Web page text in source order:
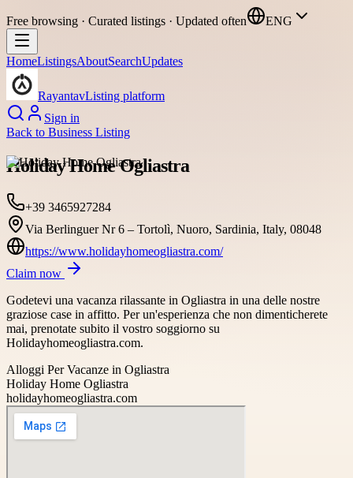
Free browsing · Curated listings · Updated often ENG
HomeListingsAboutSearchUpdates
RayantavListing platform
Sign in
Back to Business Listing
Holiday Home Ogliastra
+39 3465927284
Via Berlinguer Nr 6 – Tortolì, Nuoro, Sardinia, Italy, 08048
https://www.holidayhomeogliastra.com/
Claim now
Godetevi una vacanza rilassante in Ogliastra in una delle nostre
graziose case in affitto. Per un'esperienza che non dimenticherete
mai, prenotate subito il vostro soggiorno su
Holidayhomeogliastra.com.
Alloggi Per Vacanze in Ogliastra
Holiday Home Ogliastra
holidayhomeogliastra.com